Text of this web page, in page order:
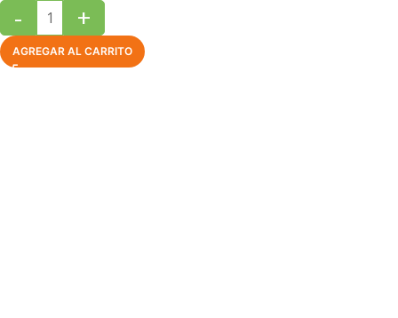
- +
AGREGAR AL CARRITO